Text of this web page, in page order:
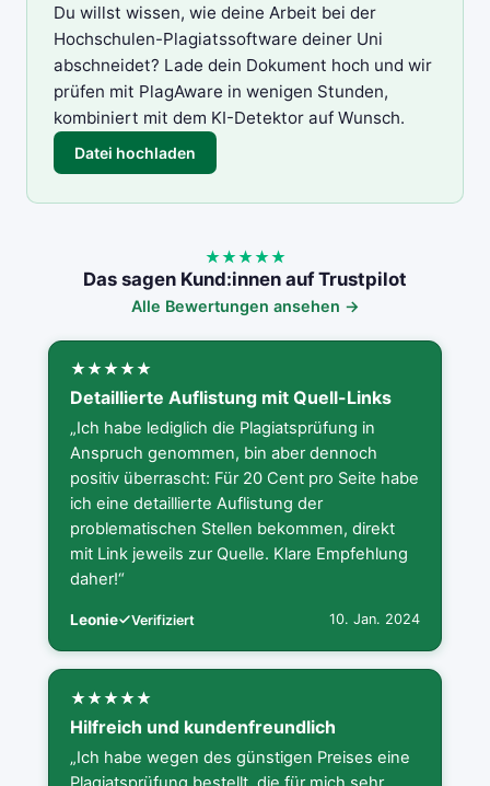
Du willst wissen, wie deine Arbeit bei der
Hochschulen-Plagiatssoftware deiner Uni
abschneidet? Lade dein Dokument hoch und wir
prüfen mit PlagAware in wenigen Stunden,
kombiniert mit dem KI-Detektor auf Wunsch.
Datei hochladen
Das sagen Kund:innen auf Trustpilot
Alle Bewertungen ansehen →
Detaillierte Auflistung mit Quell-Links
„Ich habe lediglich die Plagiatsprüfung in
Anspruch genommen, bin aber dennoch
positiv überrascht: Für 20 Cent pro Seite habe
ich eine detaillierte Auflistung der
problematischen Stellen bekommen, direkt
mit Link jeweils zur Quelle. Klare Empfehlung
daher!“
Leonie Verifiziert 10. Jan. 2024
Hilfreich und kundenfreundlich
„Ich habe wegen des günstigen Preises eine